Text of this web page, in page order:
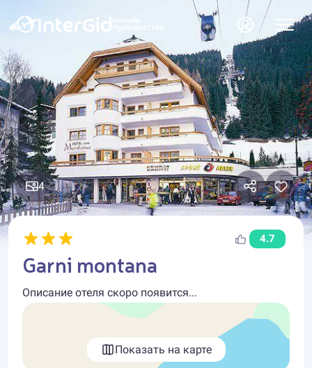
4
4.7
Garni montana
Описание отеля скоро появится...
Показать на карте